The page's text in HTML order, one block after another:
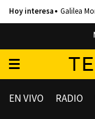
Galilea
EN VIVO RADIO